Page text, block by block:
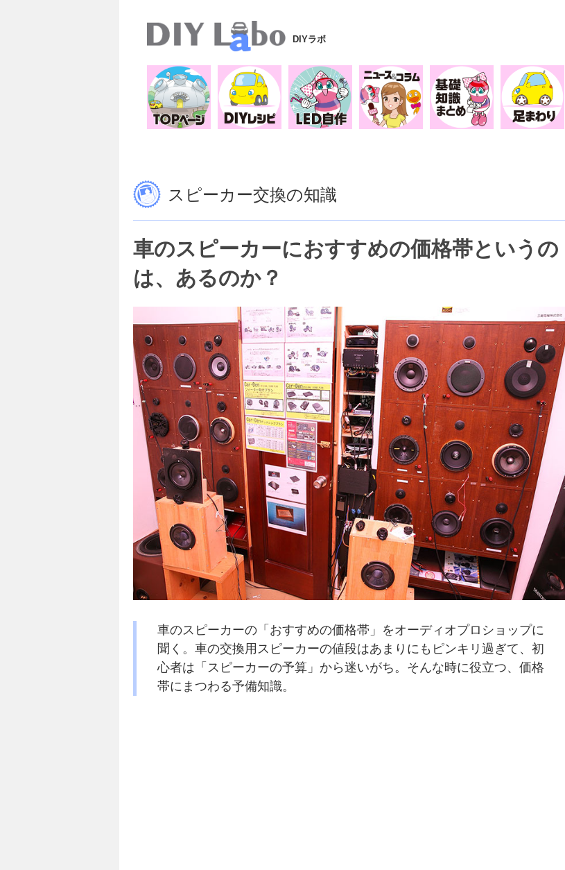
DIYラボ
スピーカー交換の知識
車のスピーカーにおすすめの価格帯というの
は、あるのか？
車のスピーカーの「おすすめの価格帯」をオーディオプロショップに
聞く。車の交換用スピーカーの値段はあまりにもピンキリ過ぎて、初
心者は「スピーカーの予算」から迷いがち。そんな時に役立つ、価格
帯にまつわる予備知識。